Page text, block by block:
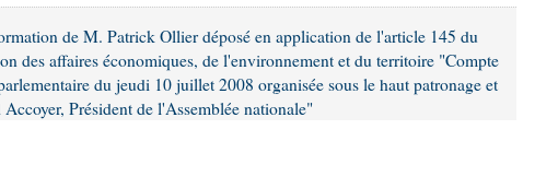
de M. Patrick Ollier déposé en application de l'article 145 du
des affaires économiques, de l'environnement et du territoire "Compte
du jeudi 10 juillet 2008 organisée sous le haut patronage et
Président de l'Assemblée nationale"